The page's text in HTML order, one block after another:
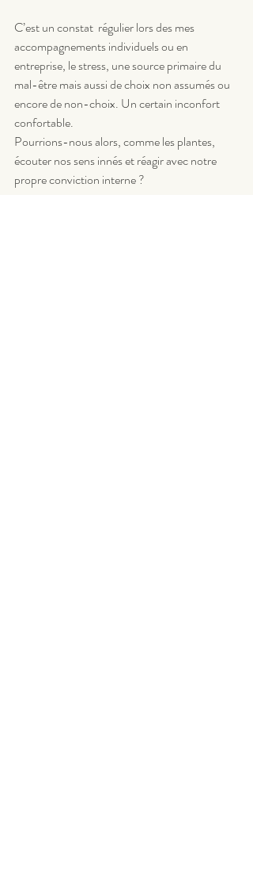
C’est un constat  régulier lors des mes
accompagnements individuels ou en
entreprise, le stress, une source primaire du
mal-être mais aussi de choix non assumés ou
encore de non-choix. Un certain inconfort
confortable.
Pourrions-nous alors, comme les plantes,
écouter nos sens innés et réagir avec notre
propre conviction interne ?